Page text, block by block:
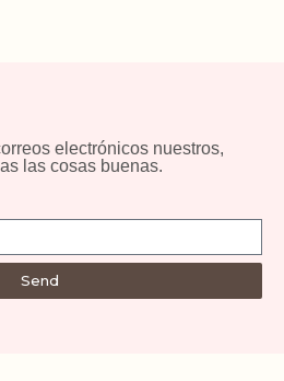
electrónicos nuestros,
las cosas buenas.
Send